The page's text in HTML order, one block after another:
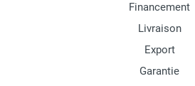
Financement
Livraison
Export
Garantie